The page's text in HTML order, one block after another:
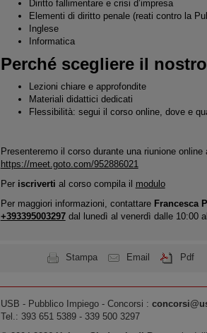
Diritto fallimentare e crisi d’impresa
Elementi di diritto penale (reati contro la
Inglese
Informatica
Perché scegliere il
Lezioni chiare e approfondite
Materiali didattici dedicati
Flessibilità: segui il corso online, dove e
Presenteremo il corso durante una riunione
https://meet.goto.com/952886021
Per iscriverti al corso compila il modulo
Per maggiori informazioni, contattareFrancesca
+393395003297dal lunedì al venerdì dalle 10:00
Stampa Email Pdf
USB ‐ Pubblico Impiego - Concorsi :
Tel.: 393 651 5389 - 339 500 3297